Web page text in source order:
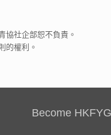
協社企部恕不負責。
的權利。
Become